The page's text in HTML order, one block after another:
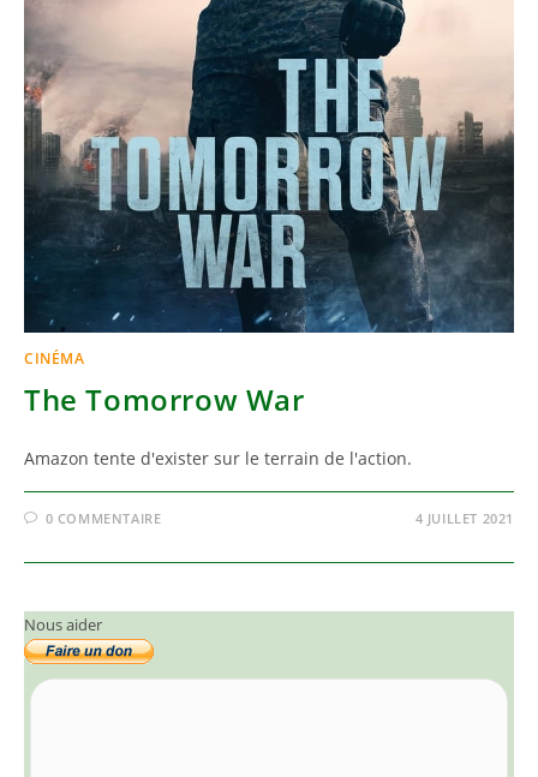
CINÉMA
The Tomorrow War
Amazon tente d'exister sur le terrain de l'action.
0 COMMENTAIRE 4 JUILLET 2021
Nous aider